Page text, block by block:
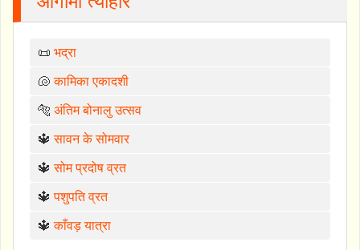
📜 भद्रा
🐚कामिका एकादशी
🐅 अंतिम बोनालु उत्सव
🔱सावन के सोमवार
🔱सोम प्रदोष व्रत
🔱पशुपति व्रत
🔱काँवड़ यात्रा